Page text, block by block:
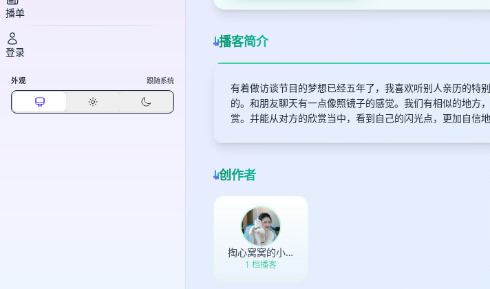
播客简介
有着做访谈节目的梦想已经五年了，我喜欢听别人亲历的特
的。和朋友聊天有一点像照镜子的感觉。我们有相似的地方
赏。并能从对方的欣赏当中，看到自己的闪光点，更加自信地
创作者
掏心窝窝的小詹
1 档播客
播单
登录
外观 跟随系统